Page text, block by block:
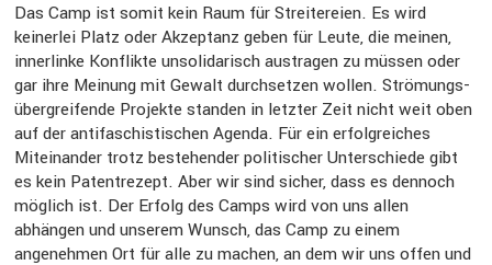
Das Camp ist somit kein Raum für Strei­te­reien. Es wird
keinerlei Platz oder Akzep­tanz geben für Leute, die meinen,
inner­linke Konflikte unsoli­da­risch austragen zu müssen oder
gar ihre Meinung mit Gewalt durch­setzen wollen. Strömungs­
über­grei­fende Projekte standen in letzter Zeit nicht weit oben
auf der antifa­schis­ti­schen Agenda. Für ein erfolg­rei­ches
Mitein­ander trotz bestehender politi­scher Unter­schiede gibt
es kein Patent­re­zept. Aber wir sind sicher, dass es dennoch
möglich ist. Der Erfolg des Camps wird von uns allen
abhängen und unserem Wunsch, das Camp zu einem
angenehmen Ort für alle zu machen, an dem wir uns offen und